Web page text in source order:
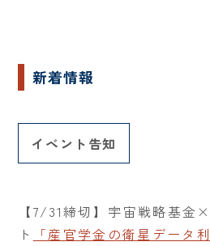
新着情報
イベント告知
【7/31締切】宇宙戦略基金
ト
「産官学金の衛星データ